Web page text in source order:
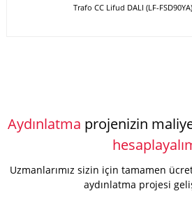
Trafo CC Lifud DALI (LF-FSD90YA)
Aydınlatma projenizin
Uzmanlarımız sizin için tamamen
aydınlatma projesi